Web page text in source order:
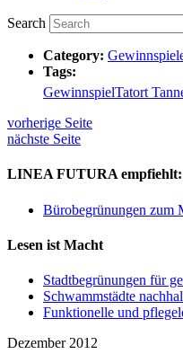
Search
Category:
Tags:
GewinnspielTatort
vorherige Seite
nächste Seite
LINEA FUTURA empfiehlt:
Bürobegrünungen zum
Lesen ist Macht
Stadtbegrünungen für
Schwammstädte
Funktionelle und
Dezember 2012